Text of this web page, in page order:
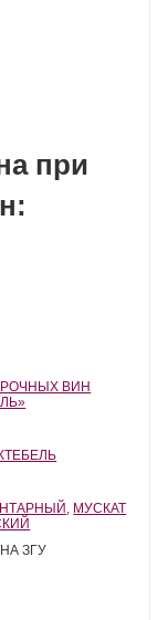
при
ВИН
МУСКАТ
ЗГУ